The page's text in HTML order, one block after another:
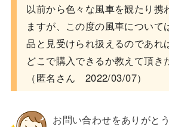
以前から色々な風車を観たり携
ますが、この度の風車について
品と見受けられ扱えるのであれ
どこで購入できるか教えて頂き
（匿名さん 2022/03/07）
お問い合わせをありがと